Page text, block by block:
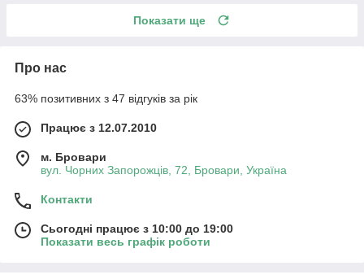
Показати ще
Про нас
63% позитивних з 47 відгуків за рік
Працює з 12.07.2010
м. Бровари
вул. Чорних Запорожців, 72, Бровари, Україна
Контакти
Сьогодні працює з 10:00 до 19:00
Показати весь графік роботи